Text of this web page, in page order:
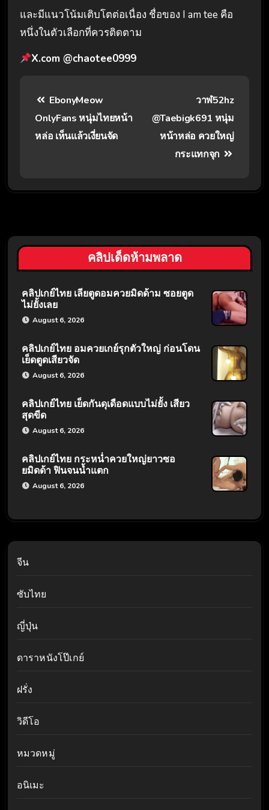
และมีแนวโน้มเติบโตต่อเนื่อง ชื่อของ I am tee คือ
หนึ่งในตัวเลือกที่ควรติดตาม
X.com @chaotee0999
EbonyMeow
OnlyFans หนุ่มไทยหน้า
หล่อ เห็นแล้วเงี่ยนจัด
วาฬ52hz
@Taebigk691 หนุ่ม
หน้าหล่อ ควยใหญ่
กระแทกจุก
คลิปเด็ดห้ามพลาด
คลิปเกย์ไทย เลียตูดอมควยมิดด้าม ซอยตูด
ไม่ยั้งเลย
August 6, 2026
คลิปเกย์ไทย อมควยเกย์รุกตัวใหญ่ ก่อนโดน
เย็ดตูดเสียวจัด
August 6, 2026
คลิปเกย์ไทย เย็ดกันดุเดือดแบบไม่ยั้ง เสียว
สุดขีด
August 6, 2026
คลิปเกย์ไทย กระหน่ำควยใหญ่ยาวซอ
ยมิดด้า ฟินจนน้ำแตก
August 6, 2026
จีน
ซับไทย
ญี่ปุ่น
ดาราหนังโป๊เกย์
ฝรั่ง
วิดีโอ
หมวดหมู่
อนิเมะ